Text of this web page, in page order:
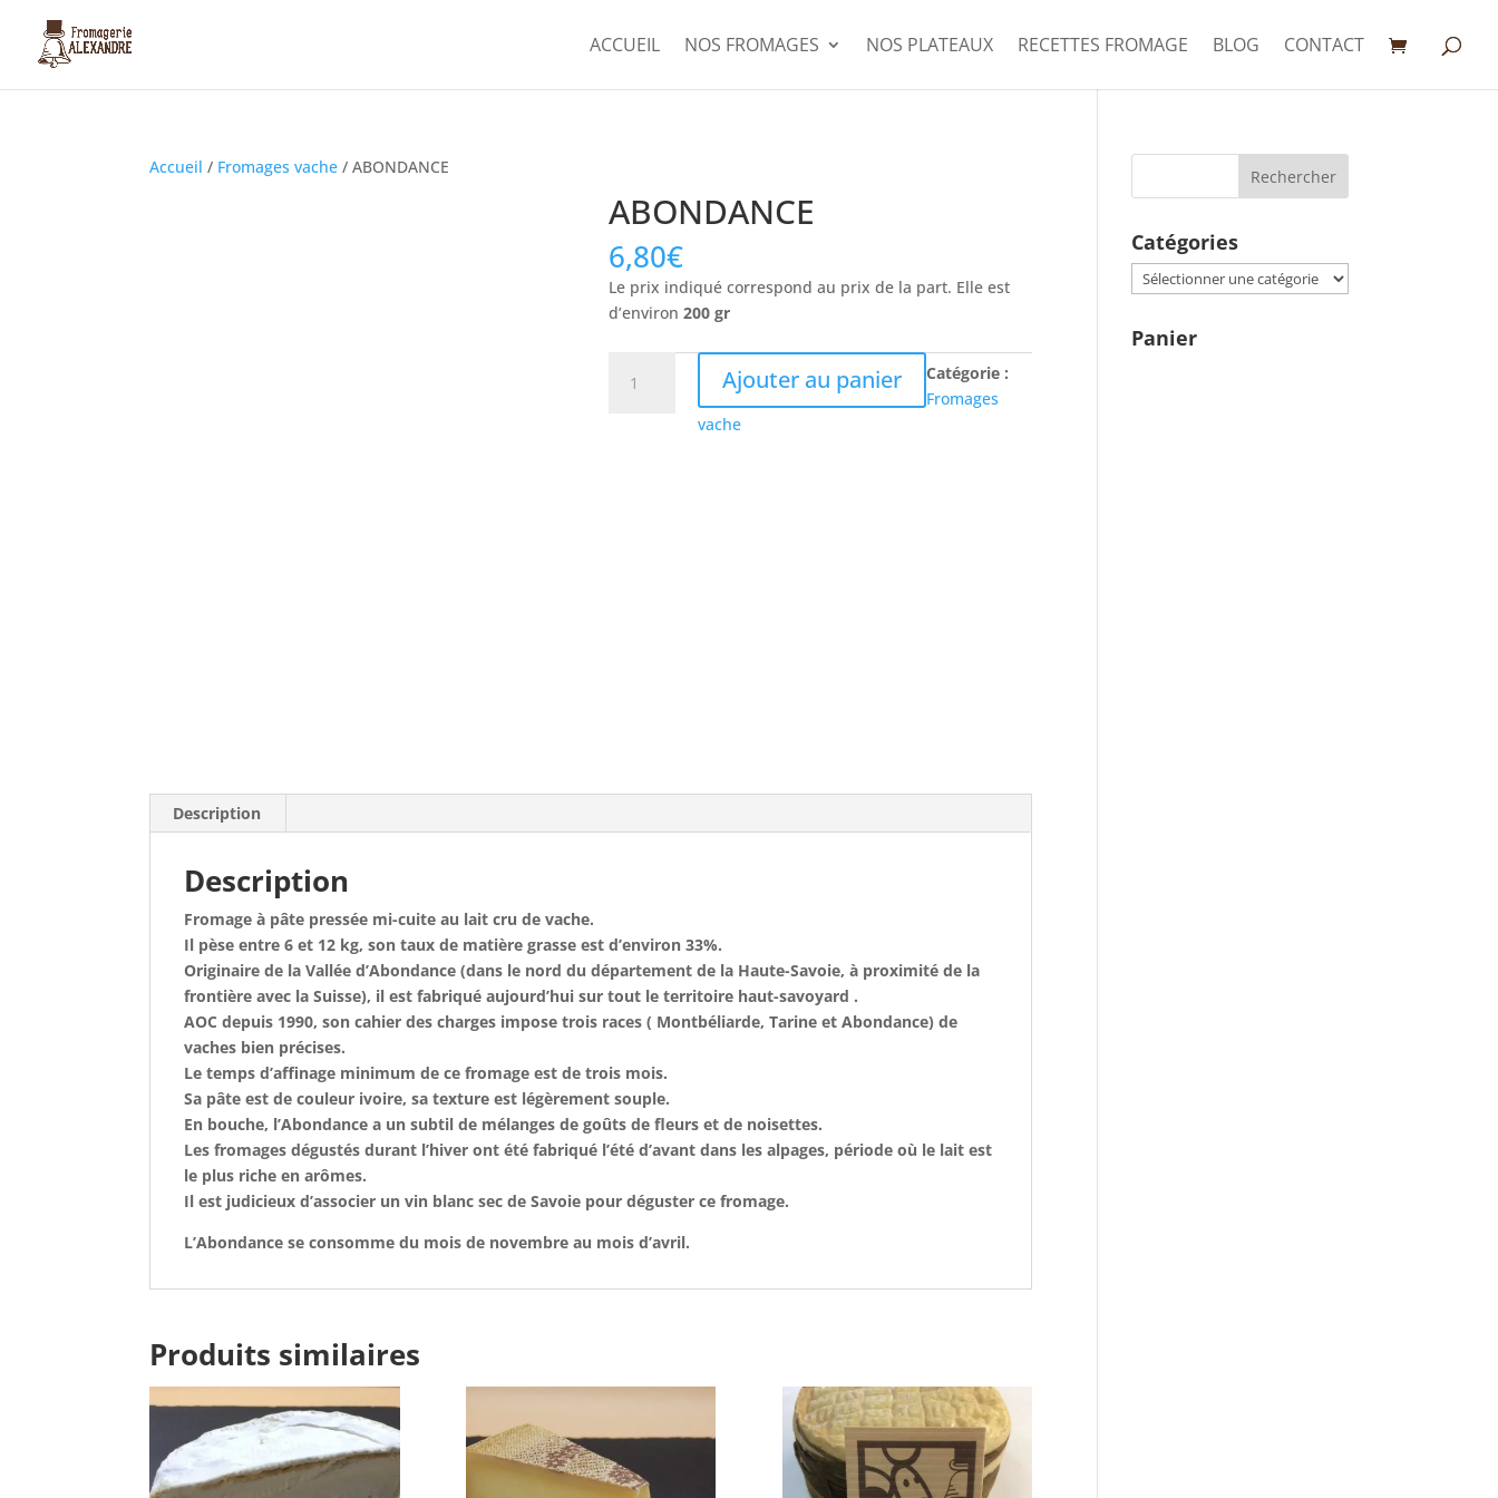
ACCUEIL NOS FROMAGES NOS PLATEAUX RECETTES FROMAGE BLOG CONTACT
Accueil / Fromages vache / ABONDANCE
ABONDANCE
6,80€
Le prix indiqué correspond au prix de la part. Elle est
d’environ200 gr
ABONDANCE
Ajouter au panier
Catégorie :
Fromages
vache
Description
Description
Fromage à pâte pressée mi-cuite au lait cru de vache.
Il pèse entre 6 et 12 kg, son taux de matière grasse est d’environ 33%.
Originaire de la Vallée d’Abondance (dans le nord du département de la Haute-Savoie, à proximité de la
frontière avec la Suisse), il est fabriqué aujourd’hui sur tout le territoire haut-savoyard .
AOC depuis 1990, son cahier des charges impose trois races ( Montbéliarde, Tarine et Abondance) de
vaches bien précises.
Le temps d’affinage minimum de ce fromage est de trois mois.
Sa pâte est de couleur ivoire, sa texture est légèrement souple.
En bouche, l’Abondance a un subtil de mélanges de goûts de fleurs et de noisettes.
Les fromages dégustés durant l’hiver ont été fabriqué l’été d’avant dans les alpages, période où le lait est
le plus riche en arômes.
Il est judicieux d’associer un vin blanc sec de Savoie pour déguster ce fromage.
L’Abondance se consomme du mois de novembre au mois d’avril.
Produits similaires
Catégories
Catégories
Panier